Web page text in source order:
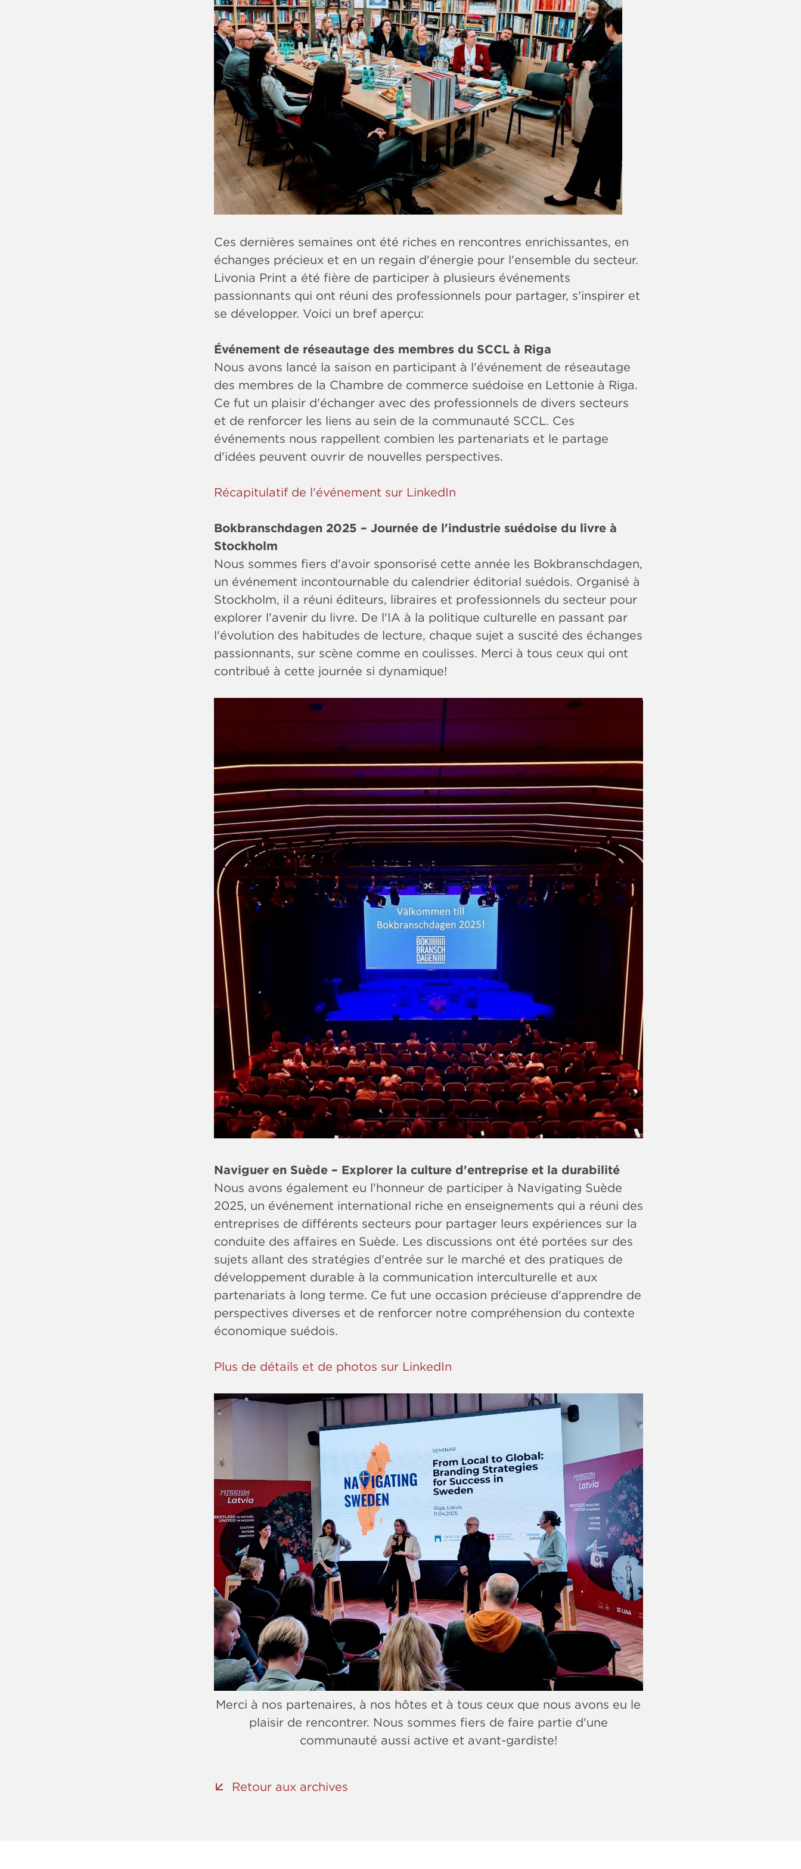
Ces dernières semaines ont été riches en rencontres enrichissantes, en
échanges précieux et en un regain d'énergie pour l'ensemble du secteur.
Livonia Print a été fière de participer à plusieurs événements
passionnants qui ont réuni des professionnels pour partager, s'inspirer et
se développer. Voici un bref aperçu:
Événement de réseautage des membres du SCCL à Riga
Nous avons lancé la saison en participant à l'événement de réseautage
des membres de la Chambre de commerce suédoise en Lettonie à Riga.
Ce fut un plaisir d'échanger avec des professionnels de divers secteurs
et de renforcer les liens au sein de la communauté SCCL. Ces
événements nous rappellent combien les partenariats et le partage
d'idées peuvent ouvrir de nouvelles perspectives.
Récapitulatif de l'événement sur LinkedIn
Bokbranschdagen 2025 – Journée de l'industrie suédoise du livre à
Stockholm
Nous sommes fiers d'avoir sponsorisé cette année les Bokbranschdagen,
un événement incontournable du calendrier éditorial suédois. Organisé à
Stockholm, il a réuni éditeurs, libraires et professionnels du secteur pour
explorer l'avenir du livre. De l'IA à la politique culturelle en passant par
l'évolution des habitudes de lecture, chaque sujet a suscité des échanges
passionnants, sur scène comme en coulisses. Merci à tous ceux qui ont
contribué à cette journée si dynamique!
Naviguer en Suède – Explorer la culture d'entreprise et la durabilité
Nous avons également eu l'honneur de participer à Navigating Suède
2025, un événement international riche en enseignements qui a réuni des
entreprises de différents secteurs pour partager leurs expériences sur la
conduite des affaires en Suède. Les discussions ont été portées sur des
sujets allant des stratégies d'entrée sur le marché et des pratiques de
développement durable à la communication interculturelle et aux
partenariats à long terme. Ce fut une occasion précieuse d'apprendre de
perspectives diverses et de renforcer notre compréhension du contexte
économique suédois.
Plus de détails et de photos sur LinkedIn
Merci à nos partenaires, à nos hôtes et à tous ceux que nous avons eu le
plaisir de rencontrer. Nous sommes fiers de faire partie d'une
communauté aussi active et avant-gardiste!
Retour aux archives